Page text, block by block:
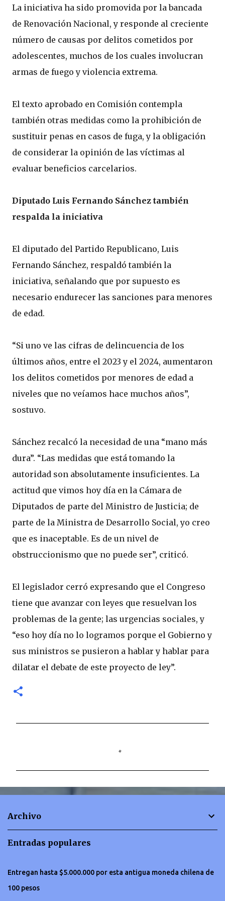
La iniciativa ha sido promovida por la bancada
de Renovación Nacional, y responde al creciente
número de causas por delitos cometidos por
adolescentes, muchos de los cuales involucran
armas de fuego y violencia extrema.
El texto aprobado en Comisión contempla
también otras medidas como la prohibición de
sustituir penas en casos de fuga, y la obligación
de considerar la opinión de las víctimas al
evaluar beneficios carcelarios.
Diputado Luis Fernando Sánchez también
respalda la iniciativa
El diputado del Partido Republicano, Luis
Fernando Sánchez, respaldó también la
iniciativa, señalando que por supuesto es
necesario endurecer las sanciones para menores
de edad.
“Si uno ve las cifras de delincuencia de los
últimos años, entre el 2023 y el 2024, aumentaron
los delitos cometidos por menores de edad a
niveles que no veíamos hace muchos años”,
sostuvo.
Sánchez recalcó la necesidad de una “mano más
dura”. “Las medidas que está tomando la
autoridad son absolutamente insuficientes. La
actitud que vimos hoy día en la Cámara de
Diputados de parte del Ministro de Justicia; de
parte de la Ministra de Desarrollo Social, yo creo
que es inaceptable. Es de un nivel de
obstruccionismo que no puede ser”, criticó.
El legislador cerró expresando que el Congreso
tiene que avanzar con leyes que resuelvan los
problemas de la gente; las urgencias sociales, y
“eso hoy día no lo logramos porque el Gobierno y
sus ministros se pusieron a hablar y hablar para
dilatar el debate de este proyecto de ley”.
n
Archivo
Entradas populares
Entregan hasta $5.000.000 por esta antigua moneda chilena de
100 pesos